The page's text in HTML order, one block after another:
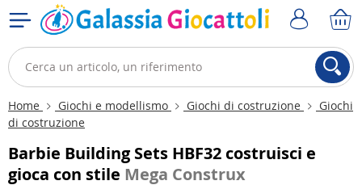
Home Giochi e modellismo Giochi di costruzione
Giochi
di costruzione
Barbie Building Sets HBF32 costruisci e
gioca con stile Mega Construx